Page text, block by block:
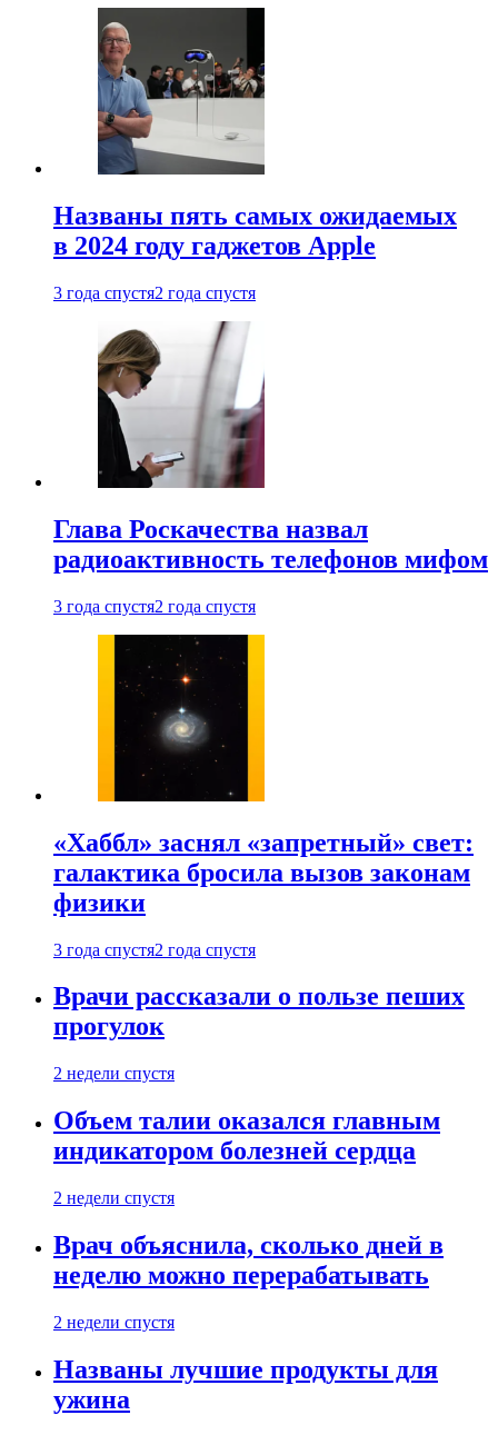
Названы пять самых ожидаемых
в 2024 году гаджетов Apple
3 года спустя2 года спустя
Глава Роскачества назвал
радиоактивность телефонов мифом
3 года спустя2 года спустя
«Хаббл» заснял «запретный» свет:
галактика бросила вызов законам
физики
3 года спустя2 года спустя
Врачи рассказали о пользе пеших
прогулок
2 недели спустя
Объем талии оказался главным
индикатором болезней сердца
2 недели спустя
Врач объяснила, сколько дней в
неделю можно перерабатывать
2 недели спустя
Названы лучшие продукты для
ужина